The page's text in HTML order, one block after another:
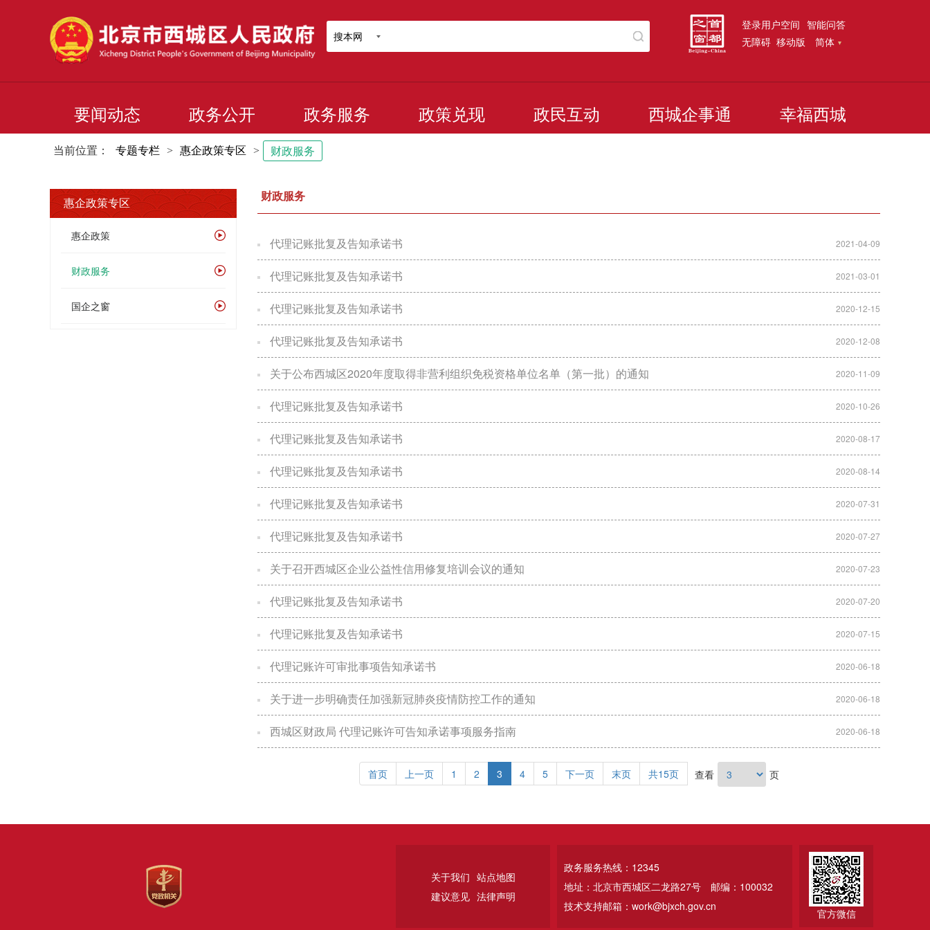
搜本网
登录用户空间 智能问答
无障碍 移动版 简体
要闻动态 政务公开 政务服务 政策兑现 政民互动 西城企事通 幸福西城
当前位置： 专题专栏 > 惠企政策专区 > 财政服务
惠企政策专区
惠企政策
财政服务
国企之窗
财政服务
代理记账批复及告知承诺书 2021-04-09
代理记账批复及告知承诺书 2021-03-01
代理记账批复及告知承诺书 2020-12-15
代理记账批复及告知承诺书 2020-12-08
关于公布西城区2020年度取得非营利组织免税资格单位名单（第一批）的通知 2020-11-09
代理记账批复及告知承诺书 2020-10-26
代理记账批复及告知承诺书 2020-08-17
代理记账批复及告知承诺书 2020-08-14
代理记账批复及告知承诺书 2020-07-31
代理记账批复及告知承诺书 2020-07-27
关于召开西城区企业公益性信用修复培训会议的通知 2020-07-23
代理记账批复及告知承诺书 2020-07-20
代理记账批复及告知承诺书 2020-07-15
代理记账许可审批事项告知承诺书 2020-06-18
关于进一步明确责任加强新冠肺炎疫情防控工作的通知 2020-06-18
西城区财政局 代理记账许可告知承诺事项服务指南 2020-06-18
首页 上一页 1 2 3 4 5 下一页 末页 共15页 查看 页
关于我们 站点地图
建议意见 法律声明
政务服务热线：12345
地址：北京市西城区二龙路27号
邮编：100032
技术支持邮箱：work@bjxch.gov.cn
官方微信